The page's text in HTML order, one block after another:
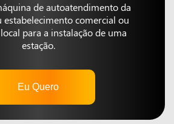
de autoatendimento da
estabelecimento comercial ou
para a instalação de uma
estação.
Eu Quero